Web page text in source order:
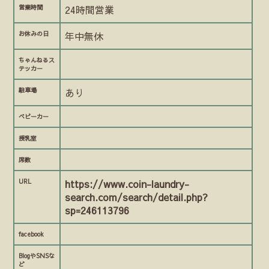
営業時間 24時間営業
お休みの日 年中無休
ちゃんねるス
テッカー
駐車場 あり
ベビーカー
授乳室
席数
URL
https://www.coin-laundry-
search.com/search/detail.php?
sp=246113796
facebook
BlogやSNSな
ど